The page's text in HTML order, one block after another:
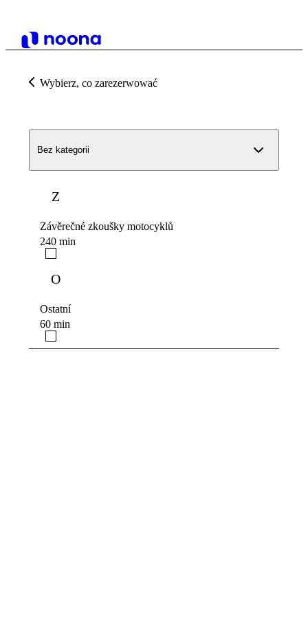
Wybierz, co zarezerwować
Bez kategorii
Z
Závěrečné zkoušky motocyklů
240 min
O
Ostatní
60 min